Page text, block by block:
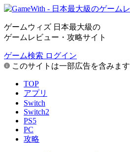
ゲームウィズ 日本最大級の
ゲームレビュー・攻略サイト
ゲーム検索 ログイン
このサイトは一部広告を含みます
TOP
アプリ
Switch
Switch2
PS5
PC
攻略